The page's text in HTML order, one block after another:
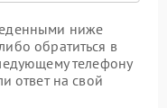
ниже
обратиться в
телефону
ответ на свой